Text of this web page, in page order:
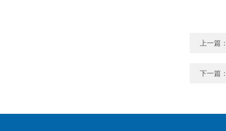
上一篇
下一篇